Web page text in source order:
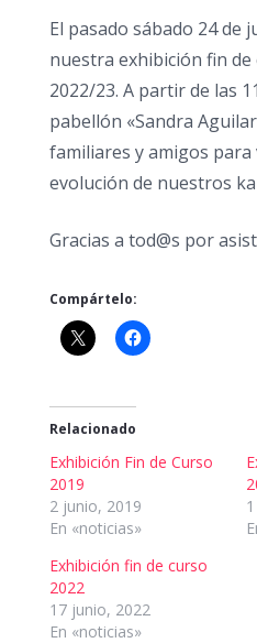
El pasado sábado 24 de
nuestra exhibición fin
2022/23. A partir de las
pabellón «Sandra
familiares y amigos para
evolución de nuestros
Gracias a tod@s por
Compártelo:
Relacionado
Exhibición Fin de Curso
2019
2 junio, 2019
En «noticias»
Exhibición fin de curso
2022
17 junio, 2022
En «noticias»